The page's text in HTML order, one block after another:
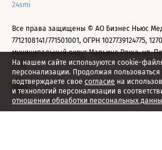
На нашем сайте используются cookie-
персонализации. Продолжая
подтверждаете свое согласие на
и технологий персонализации в
отношении обработки персональных
24smi
Все права защищены © АО Бизнес Ньюс
7712108141/771501001, ОГРН 1027739124775,
муниципальный округ Марьина Роща, ул.
2026